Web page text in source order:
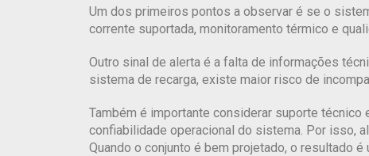
Um dos primeiros pontos a observar é se o
corrente suportada, monitoramento térmico e
Outro sinal de alerta é a falta de informações
sistema de recarga, existe maior risco de
Também é importante considerar suporte
confiabilidade operacional do sistema. Por isso,
Quando o conjunto é bem projetado, o resultado